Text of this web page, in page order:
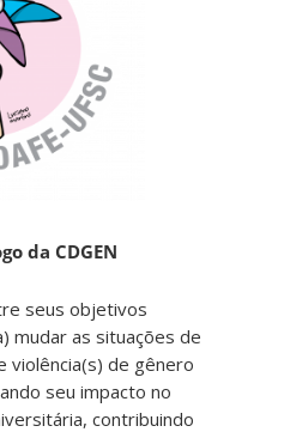
da CDGEN
seus objetivos
mudar as situações de
violência(s) de gênero
seu impacto no
contribuindo